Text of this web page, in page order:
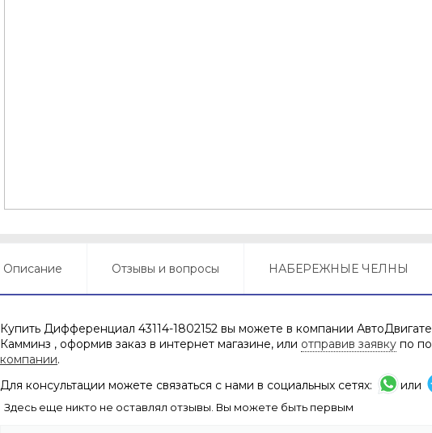
Описание Отзывы и вопросы НАБЕРЕЖНЫЕ ЧЕЛНЫ
Купить Дифференциал 43114-1802152 вы можете в компании
Камминз , оформив заказ в интернет магазине, или отправив заявку по
компании.
Для консультации можете связаться с нами в социальных сетях:
или
Здесь еще никто не оставлял отзывы. Вы можете быть первым